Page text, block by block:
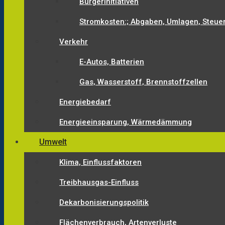
Stromkosten:; Abgaben, Umlagen,
Verkehr
E-Autos, Batterien
Gas, Wasserstoff, Brennstoffzellen
Energiebedarf
Energieeinsparung, Wärmedämmung
Umwelt
Klima, Einflussfaktoren
Treibhausgas-Einfluss
Dekarbonisierungspolitik
Flächenverbrauch, Artenverluste